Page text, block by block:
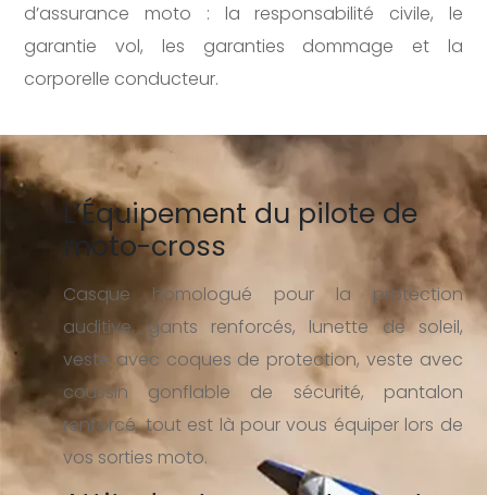
d’assurance moto : la responsabilité civile, le
garantie vol, les garanties dommage et la
corporelle conducteur.
L’Équipement du pilote de
moto-cross
Casque homologué pour la protection
auditive, gants renforcés, lunette de soleil,
veste avec coques de protection, veste avec
coussin gonflable de sécurité, pantalon
renforcé, tout est là pour vous équiper lors de
vos sorties moto.